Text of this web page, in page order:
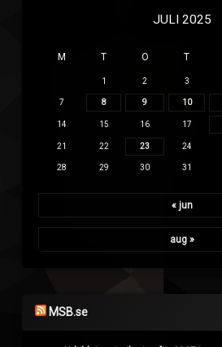
JULI 2025
M T O T
1 2 3
7 8 9 10
14 15 16 17
21 22 23 24
28 29 30 31
« jun
aug »
MSB.se